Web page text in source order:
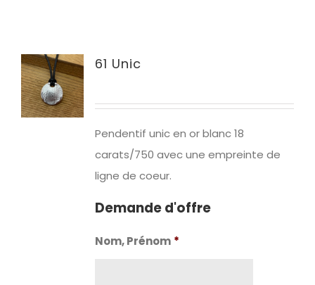
61 Unic
Pendentif unic en or blanc 18
carats/750 avec une empreinte de
ligne de coeur.
Demande d'offre
Nom, Prénom *